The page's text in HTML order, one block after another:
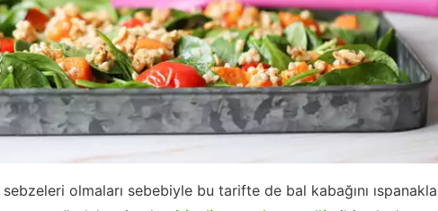
olmaları sebebiyle bu tarifte de bal kabağını ıspanakla